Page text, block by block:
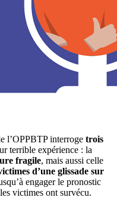
l’OPPBTP interroge trois
terrible expérience : la
fragile, mais aussi celle
d’une glissade sur
engager le pronostic
victimes ont survécu.